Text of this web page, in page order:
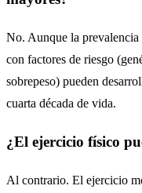
No. Aunque la prevalencia
con factores de riesgo
sobrepeso) pueden
cuarta década de vida.
¿El ejercicio físico
Al contrario. El ejercicio